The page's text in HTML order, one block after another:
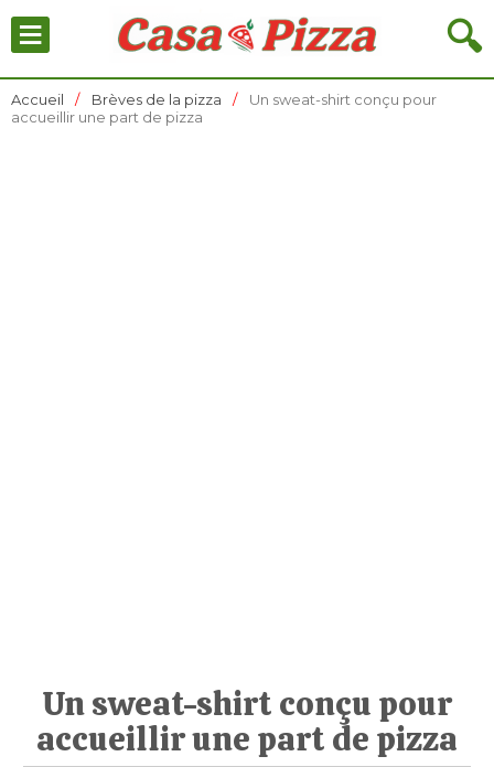
🔍
≡
Accueil Brèves de la pizza
Un sweat-shirt conçu pour
accueillir une part de pizza
Un sweat-shirt conçu pour
accueillir une part de pizza